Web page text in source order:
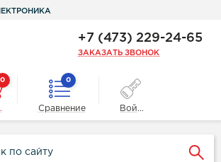
+7 (473) 229-24-65
ЗАКАЗАТЬ ЗВОНОК
0 0
Сравнение Войти